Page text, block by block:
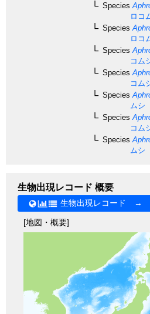
Species
ロコ
Species
ロコ
Species
コム
Species
コム
Species
ムシ
Species
コム
Species
ムシ
生物出現レコード 概要
生物出現レコード →
[地図・概要]